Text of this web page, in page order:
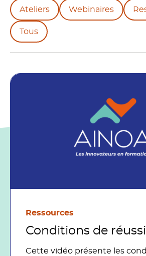
Ateliers Webinaires
Tous
Ressources
Conditions de
Cette vidéo présente les